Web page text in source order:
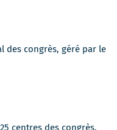
des congrès, géré par le
centres des congrès.